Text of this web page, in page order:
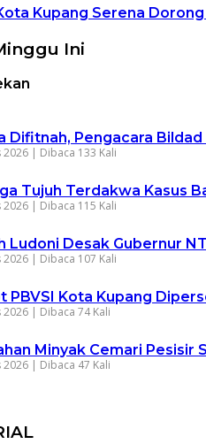
Kupang Serena
Ini
Difitnah, Pengacara
2026 | Dibaca 133 Kali
Tujuh Terdakwa Kasus
2026 | Dibaca 115 Kali
Ludoni Desak Gubernur
2026 | Dibaca 107 Kali
PBVSI Kota Kupang
2026 | Dibaca 74 Kali
Minyak Cemari Pesisir
2026 | Dibaca 47 Kali